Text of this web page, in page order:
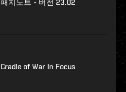
패치노트 - 버전 23.02
Cradle of War In Focus